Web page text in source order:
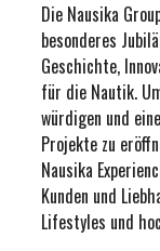
Die Nausika
besonderes
Geschichte,
für die Nautik.
würdigen und
Projekte zu
Nausika
Kunden und
Lifestyles und